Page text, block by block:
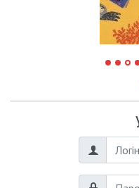
Логін